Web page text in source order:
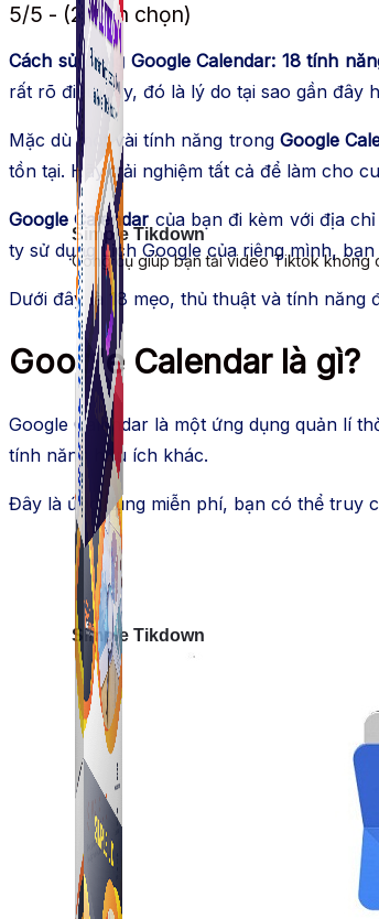
Simple Tikdown
Công cụ giúp bạn tải video Tiktok không
Simple Tikdown
Công cụ giúp bạn tải video Tiktok không
5/5 - (2 bình chọn)
Cách sử dụng Google Calendar: 18 tính
rất rõ điều này, đó là lý do tại sao gần đây
Mặc dù một vài tính năng trong Google
tồn tại. Hãy trải nghiệm tất cả để làm cho
Google Calendar của bạn đi kèm với địa
ty sử dụng Lịch Google của riêng mình,
Dưới đây là 18 mẹo, thủ thuật và tính
Google Calendar là gì?
Google Calendar là một ứng dụng quản lí
tính năng hữu ích khác.
Đây là ứng dụng miễn phí, bạn có thể truy